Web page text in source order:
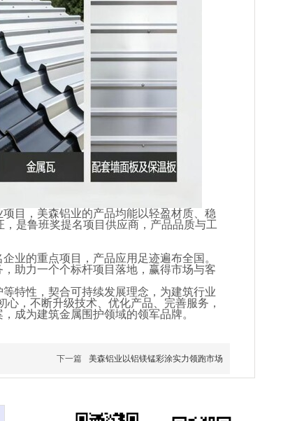
目，美森铝业的产品均能以轻盈材质、稳
，是鲁班奖提名项目供应商，产品品质与工
业的重点项目，产品应用足迹遍布全国。
助力一个个标杆项目落地，赢得市场与客
特性，契合可持续发展理念，为建筑行业
心，不断升级技术、优化产品、完善服务，
成为建筑金属围护领域的领军品牌。
下一篇 美森铝业以铝镁锰彩涂实力领跑市场